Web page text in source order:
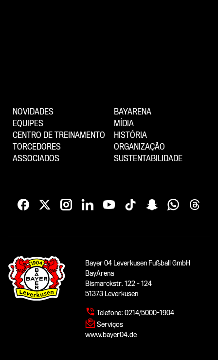
NOVIDADES
EQUIPES
CENTRO DE TREINAMENTO
TORCEDORES
ASSOCIADOS
BAYARENA
MÍDIA
HISTÓRIA
ORGANIZAÇÃO
SUSTENTABILIDADE
Bayer 04 Leverkusen Fußball GmbH
BayArena
Bismarckstr. 122 - 124
51373 Leverkusen
Telefone: 0214/5000-1904
Serviços
www.bayer04.de